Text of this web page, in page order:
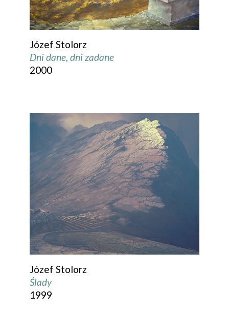
Józef Stolorz
Dni dane, dni zadane
2000
Józef Stolorz
Ślady
1999